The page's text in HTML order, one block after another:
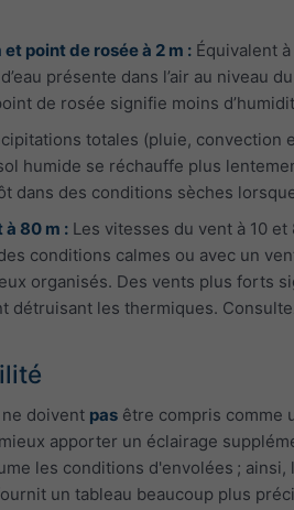
point de rosée à 2 m : Équivalent
présente dans l’air au niveau
de rosée signifie moins
totales (pluie, convection
humide se réchauffe plus
dans des conditions sèches
à 80 m : Les vitesses du vent à 10
conditions calmes ou avec un
organisés. Des vents plus forts
détruisant les thermiques.
doivent pas être compris comme
apporter un éclairage
les conditions d'envolées ;
un tableau beaucoup plus